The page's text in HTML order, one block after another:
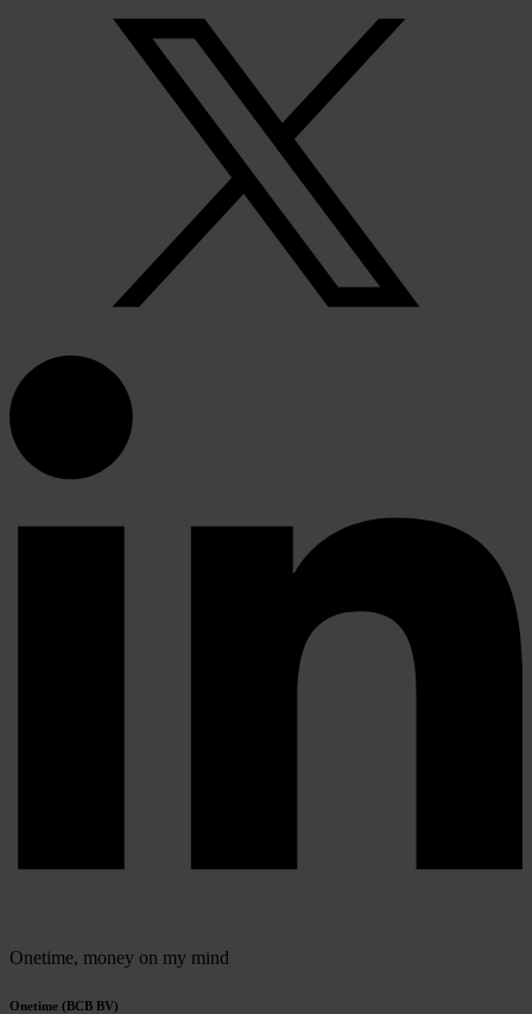
Onetime, money on my mind
Onetime (BCB BV)